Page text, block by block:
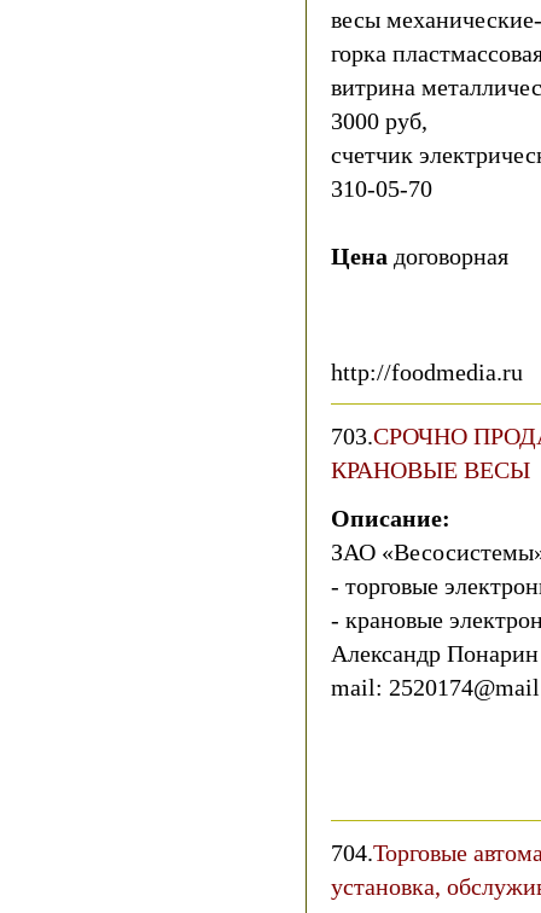
весы
горка
витрина
3000 руб,
счетчик
310-05-70
Цена договорная
http://foodmedia.ru
703.СРОЧНО
КРАНОВЫЕ ВЕСЫ
Описание:
ЗАО
- торговые
- крановые
Александр
mail:
704.Торговые
установка,